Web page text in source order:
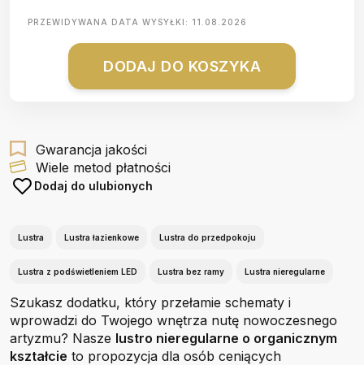
PRZEWIDYWANA DATA WYSYŁKI: 11.08.2026
DODAJ DO KOSZYKA
Gwarancja jakości
Wiele metod płatności
Dodaj do ulubionych
Lustra Lustra łazienkowe Lustra do przedpokoju
Lustra z podświetleniem LED Lustra bez ramy Lustra nieregularne
Szukasz dodatku, który przełamie schematy i
wprowadzi do Twojego wnętrza nutę nowoczesnego
artyzmu? Nasze lustro nieregularne o organicznym
kształcie to propozycja dla osób ceniących